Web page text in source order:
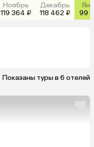
Ноябрь
119 364 ₽
Декабрь
118 462 ₽
99
Показаны туры в 6 отелей